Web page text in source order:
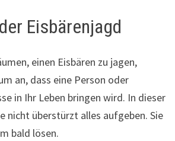
Eisbärenjagd
einen Eisbären zu jagen,
an, dass eine Person oder
in Ihr Leben bringen wird. In dieser
nicht überstürzt alles aufgeben. Sie
bald lösen.